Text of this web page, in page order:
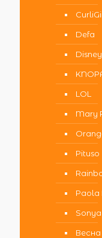
Defa
LOL
Mary
Pituso
Paola
Весна